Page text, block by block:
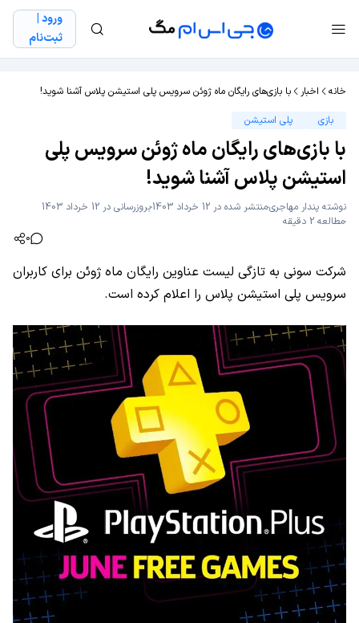
ورود |
ثبت‌نام
خانه اخبار
با بازی‌های رایگان ماه ژوئن سرویس پلی استیشن پلاس آشنا شوید!
بازی
پلی استیشن
با بازی‌های رایگان ماه ژوئن سرویس پلی
استیشن پلاس آشنا شوید!
نوشته پندار مهاجریمنتشر شده در 12 خرداد 1403
بروزرسانی در 12 خرداد 1403
مطالعه 2 دقیقه
0
شرکت سونی به تازگی لیست عناوین رایگان ماه ژوئن برای کاربران
سرویس پلی استیشن پلاس را اعلام کرده است.